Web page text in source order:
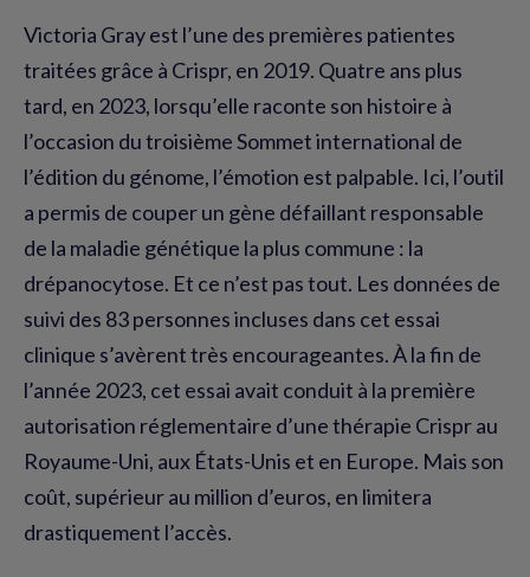
Victoria Gray est l’une des premières patientes
traitées grâce à Crispr, en 2019. Quatre ans plus
tard, en 2023, lorsqu’elle raconte son histoire à
l’occasion du troisième Sommet international de
l’édition du génome, l’émotion est palpable. Ici, l’outil
a permis de couper un gène défaillant responsable
de la maladie génétique la plus commune : la
drépanocytose. Et ce n’est pas tout. Les données de
suivi des 83 personnes incluses dans cet essai
clinique s’avèrent très encourageantes. À la fin de
l’année 2023, cet essai avait conduit à la première
autorisation réglementaire d’une thérapie Crispr au
Royaume-Uni, aux États-Unis et en Europe. Mais son
coût, supérieur au million d’euros, en limitera
drastiquement l’accès.